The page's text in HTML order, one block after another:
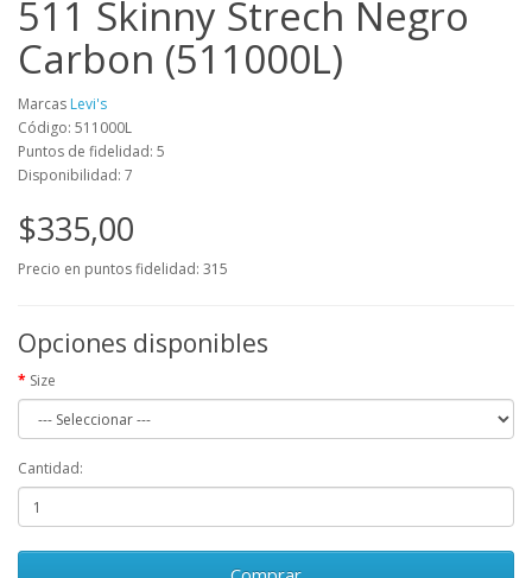
511 Skinny Strech Negro
Carbon (511000L)
Marcas Levi's
Código: 511000L
Puntos de fidelidad: 5
Disponibilidad: 7
$335,00
Precio en puntos fidelidad: 315
Opciones disponibles
Size
Cantidad: